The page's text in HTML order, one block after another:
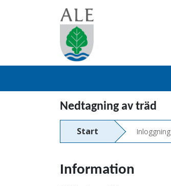
Nedtagning av träd
Start Inloggning
Information